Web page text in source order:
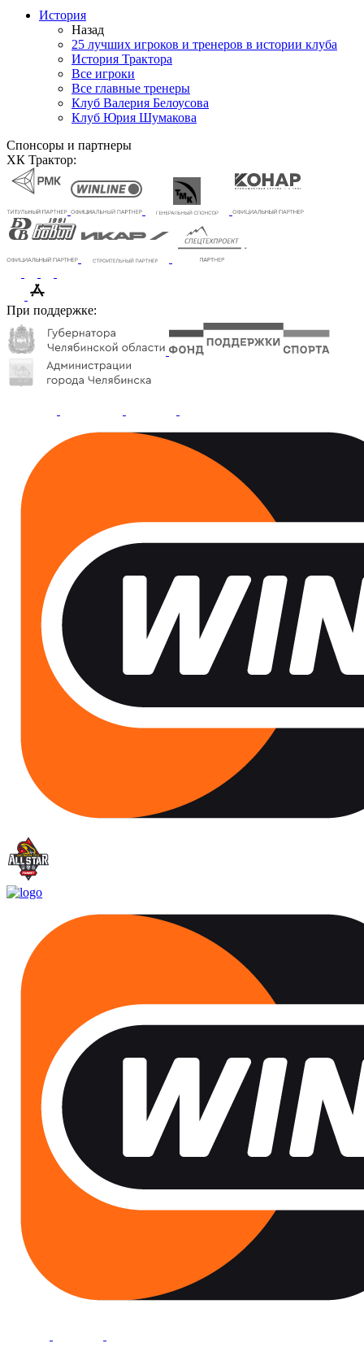
История
Назад
25 лучших игроков и тренеров в истории клуба
История Трактора
Все игроки
Все главные тренеры
Клуб Валерия Белоусова
Клуб Юрия Шумакова
Спонсоры и партнеры
ХК Трактор:
При поддержке: